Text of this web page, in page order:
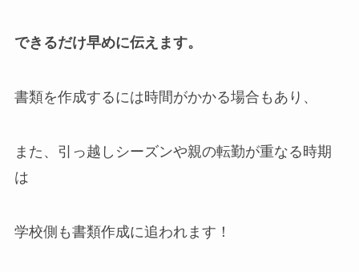
できるだけ早めに伝えます。
書類を作成するには時間がかかる場合もあり、
また、引っ越しシーズンや親の転勤が重なる時期
は
学校側も書類作成に追われます！